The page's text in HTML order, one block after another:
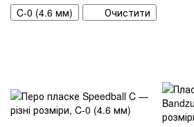
C-0 (4.6 мм)
Очистити